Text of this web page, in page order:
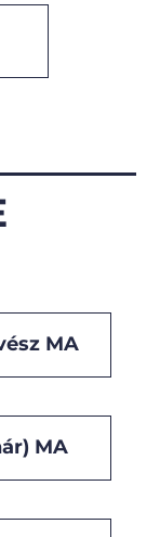
MA
MA